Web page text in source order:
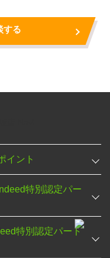
する
イント
特別認定パー
特別認定パート